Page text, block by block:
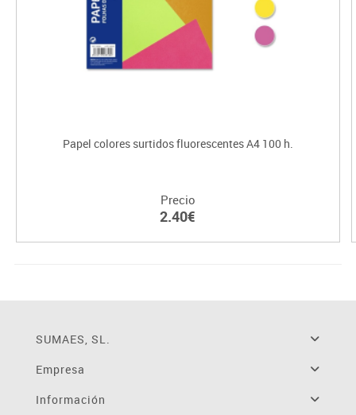
Papel colores surtidos fluorescentes A4 100 h.
Precio
2.40€
SUMAES, SL.
Empresa
Información